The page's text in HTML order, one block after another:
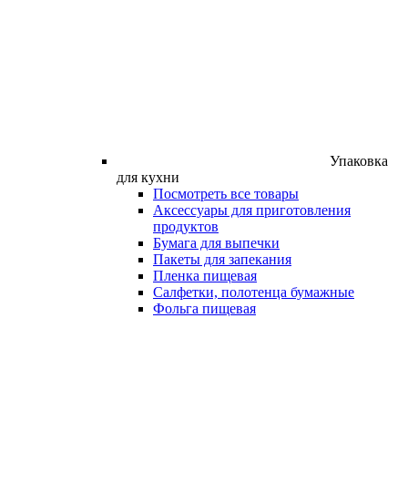
Упаковка
для кухни
Посмотреть все товары
Аксессуары для приготовления
продуктов
Бумага для выпечки
Пакеты для запекания
Пленка пищевая
Салфетки, полотенца бумажные
Фольга пищевая